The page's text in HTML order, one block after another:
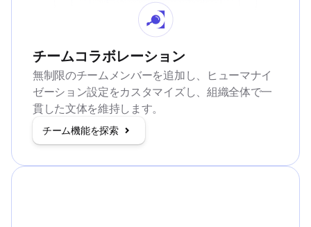
チームコラボレーション
無制限のチームメンバーを追加し、ヒューマナイ
ゼーション設定をカスタマイズし、組織全体で一
貫した文体を維持します。
チーム機能を探索